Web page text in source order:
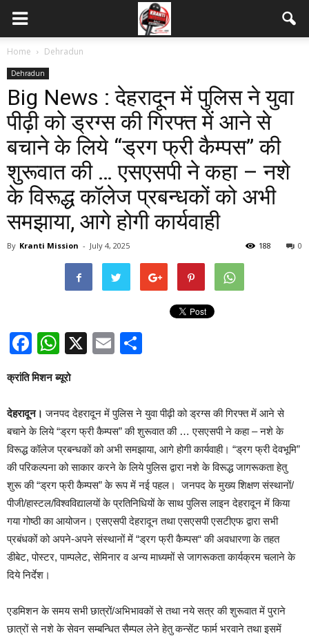
Home Dehradun
Dehradun
Big News : देहरादून में पुलिस ने युवा
पीढ़ी को ड्रग्स की गिरफ्त में आने से
बचाने के लिये “ड्रग फ्री कैम्पस” की
शुरूवात की … एसएसपी ने कहा – नशे
के विरूद्ध कॉलेज प्रबन्धकों को अभी
समझाया, आगे होगी कार्यवाही
By Kranti Mission - July 4, 2025 0
188
Facebook
WhatsApp
X Email
क्रांति मिशन ब्यूरो
देहरादून। जनपद देहरादून में पुलिस ने युवा पीढ़ी को ड्रग्स की गिरफ्त में आने से
बचाने के लिये “ड्रग फ्री कैम्पस” की शुरूवात की … एसएसपी ने कहा – नशे के
विरूद्ध कॉलेज प्रबन्धकों को अभी समझाया, आगे होगी कार्यवाही। “ड्रग फ्री देवभूमि”
की परिकल्पना को साकार करने के लिये पुलिस द्वारा नशे के विरूद्ध जागरूकता हेतु
शुरू की “ड्रग फ्री कैम्पस” के रूप में नई पहल। जनपद के मुख्य शिक्षण संस्थानों/
पीजी/हास्टल/विश्वविद्यालयों के प्रतिनिधियों के साथ पुलिस लाइन देहरादून में किया
गया गोष्ठी का आयोजन। एसएसपी देहरादून तथा एसएसपी एसटीएफ द्वारा सभी
प्रबंधकों को अपने-अपने संस्थानों में “ड्रग फ्री कैम्पस“ की अवधारणा के तहत
डीबेट, पोस्टर, पाम्पलेट, सेमिनार व अन्य माध्यमों से जागरूकता कार्यक्रम चलाने के
दिये निर्देश।
एडमिशन के समय सभी छात्रों/अभिभावकों से तथा नये सत्र की शुरूवात में पुराने
छात्रों से नशे के सेवन सम्बन्धित सैम्पल लेने हेतु कन्सेंट फार्म भरवाने तथा इसमें